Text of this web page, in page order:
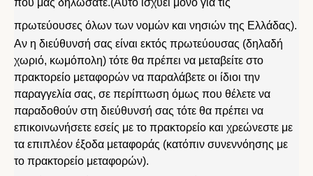
που μας δηλώσατε.(Αυτό ισχύει μόνο για τις
πρωτεύουσες όλων των νομών και νησιών της Ελλάδας).
Αν η διεύθυνσή σας είναι εκτός πρωτεύουσας (δηλαδή
χωριό, κωμόπολη) τότε θα πρέπει να μεταβείτε στο
πρακτορείο μεταφορών να παραλάβετε οι ίδιοι την
παραγγελία σας, σε περίπτωση όμως που θέλετε να
παραδοθούν στη διεύθυνσή σας τότε θα πρέπει να
επικοινωνήσετε εσείς με το πρακτορείο και χρεώνεστε με
τα επιπλέον έξοδα μεταφοράς (κατόπιν συνεννόησης με
το πρακτορείο μεταφορών).